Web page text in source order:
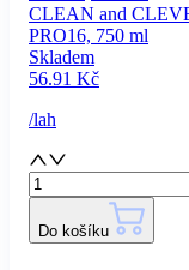
CLEAN and
PRO16, 750 ml
Skladem
56.91 Kč
/lah
Do košíku